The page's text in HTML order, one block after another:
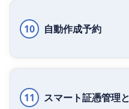
10 自動作成予約
11 スマート証憑管理